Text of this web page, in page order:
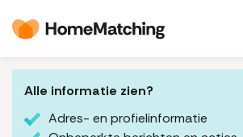
Alle informatie zien?
Adres- en profielinformatie